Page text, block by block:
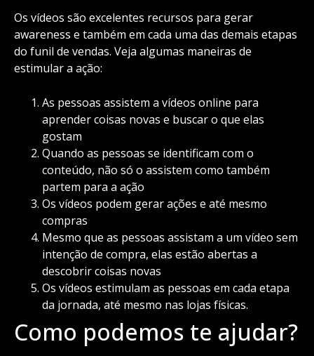
Os vídeos são excelentes recursos para gerar
awareness e também em cada uma das demais etapas
do funil de vendas. Veja algumas maneiras de
estimular a ação:
As pessoas assistem a vídeos online para
aprender coisas novas e buscar o que elas
gostam
Quando as pessoas se identificam com o
conteúdo, não só o assistem como também
partem para a ação
Os vídeos podem gerar ações e até mesmo
compras
Mesmo que as pessoas assistam a um vídeo sem
intenção de compra, elas estão abertas a
descobrir coisas novas
Os vídeos estimulam as pessoas em cada etapa
da jornada, até mesmo nas lojas físicas.
Como podemos te ajudar?